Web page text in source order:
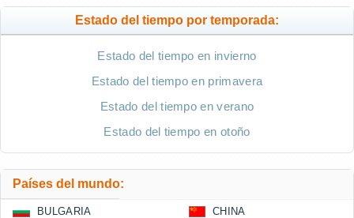
Estado del tiempo por temporada:
Estado del tiempo en invierno
Estado del tiempo en primavera
Estado del tiempo en verano
Estado del tiempo en otoño
Países del mundo:
BULGARIA CHINA